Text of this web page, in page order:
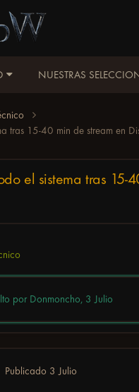
NUESTRAS
tras 15-40 min de stream en
el sistema tras
por Donmoncho, 3 Julio
Publicado 3 Julio